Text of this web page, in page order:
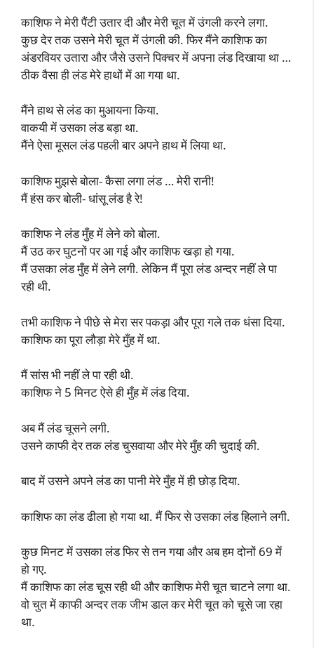
काशिफ ने मेरी पैंटी उतार दी और मेरी चूत में उंगली करने लगा.
कुछ देर तक उसने मेरी चूत में उंगली की. फिर मैंने काशिफ का
अंडरवियर उतारा और जैसे उसने पिक्चर में अपना लंड दिखाया था …
ठीक वैसा ही लंड मेरे हाथों में आ गया था.
मैंने हाथ से लंड का मुआयना किया.
वाकयी में उसका लंड बड़ा था.
मैंने ऐसा मूसल लंड पहली बार अपने हाथ में लिया था.
काशिफ मुझसे बोला- कैसा लगा लंड … मेरी रानी!
मैं हंस कर बोली- धांसू लंड है रे!
काशिफ ने लंड मुँह में लेने को बोला.
मैं उठ कर घुटनों पर आ गई और काशिफ खड़ा हो गया.
मैं उसका लंड मुँह में लेने लगी. लेकिन मैं पूरा लंड अन्दर नहीं ले पा
रही थी.
तभी काशिफ ने पीछे से मेरा सर पकड़ा और पूरा गले तक धंसा दिया.
काशिफ का पूरा लौड़ा मेरे मुँह में था.
मैं सांस भी नहीं ले पा रही थी.
काशिफ ने 5 मिनट ऐसे ही मुँह में लंड दिया.
अब मैं लंड चूसने लगी.
उसने काफी देर तक लंड चुसवाया और मेरे मुँह की चुदाई की.
बाद में उसने अपने लंड का पानी मेरे मुँह में ही छोड़ दिया.
काशिफ का लंड ढीला हो गया था. मैं फिर से उसका लंड हिलाने लगी.
कुछ मिनट में उसका लंड फिर से तन गया और अब हम दोनों 69 में
हो गए.
मैं काशिफ का लंड चूस रही थी और काशिफ मेरी चूत चाटने लगा था.
वो चुत में काफी अन्दर तक जीभ डाल कर मेरी चूत को चूसे जा रहा
था.